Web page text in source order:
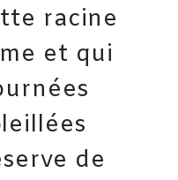
racine
et qui
de